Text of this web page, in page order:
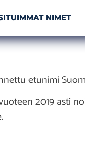
NIMET
etunimi
2019 asti